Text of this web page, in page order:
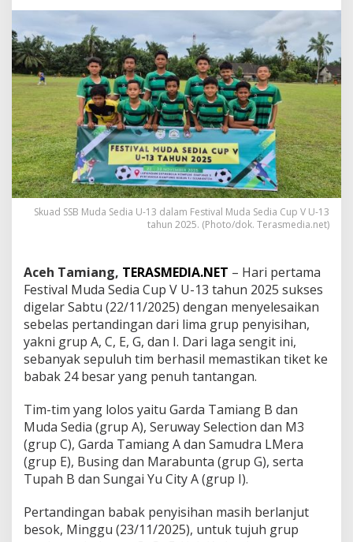
U
-
1
3
2
0
2
5
R
e
s
i
u
l
a
,
1
0
T
m
L
o
o
s
k
B
a
Skuad SSB Muda Sedia U-13 dalam Festival Muda Sedia Cup V U-13
tahun 2025. (Photo/dok. Terasmedia.net)
Aceh Tamiang, TERASMEDIA.NET – Hari pertama
Festival Muda Sedia Cup V U-13 tahun 2025 sukses
digelar Sabtu (22/11/2025) dengan menyelesaikan
sebelas pertandingan dari lima grup penyisihan,
yakni grup A, C, E, G, dan I. Dari laga sengit ini,
sebanyak sepuluh tim berhasil memastikan tiket ke
babak 24 besar yang penuh tantangan.
Tim-tim yang lolos yaitu Garda Tamiang B dan
Muda Sedia (grup A), Seruway Selection dan M3
(grup C), Garda Tamiang A dan Samudra LMera
(grup E), Busing dan Marabunta (grup G), serta
Tupah B dan Sungai Yu City A (grup I).
Pertandingan babak penyisihan masih berlanjut
besok, Minggu (23/11/2025), untuk tujuh grup